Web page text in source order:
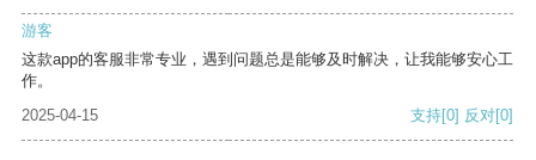
游客
这款app的客服非常专业，遇到问题总是能够及时解决，让我能够安心工
作。
2025-04-15
支持[0] 反对[0]